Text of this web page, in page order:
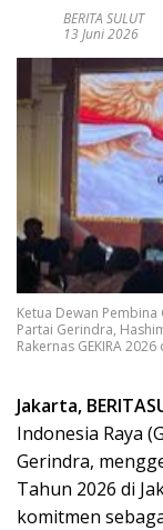
BERITA SULUT
13 Juni 2026
Ketua Dewan Pembina
Partai Gerindra,
Rakernas GEKIRA 2026
Jakarta,
Indonesia Raya
Gerindra,
Tahun 2026 di
komitmen